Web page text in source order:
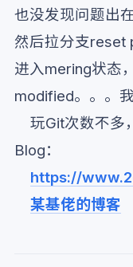
也没发现问题出
然后拉分支reset
进入mering状态
modified。。。
玩Git次数不多
Blog：
https://
某基佬的博客